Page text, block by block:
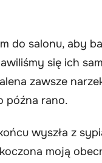
do salonu, aby
się ich
zawsze
późna rano.
wyszła z
moją